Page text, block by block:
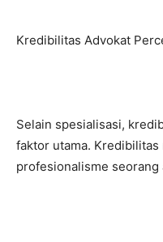
Kredibilitas Advokat
Selain spesialisasi,
faktor utama.
profesionalisme seorang